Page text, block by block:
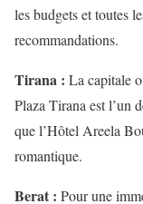
les budgets et toutes
recommandations.
Tirana : La capitale
Plaza Tirana est l’un
que l’Hôtel Areela
romantique.
Berat : Pour une